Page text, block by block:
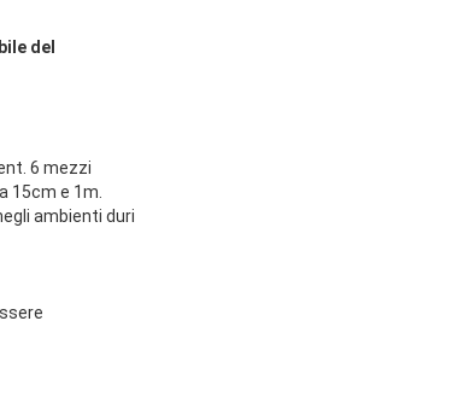
del
6 mezzi
e 1m.
ambienti duri